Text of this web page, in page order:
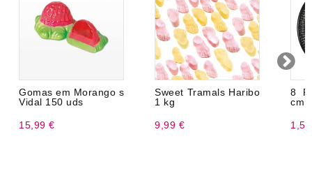
Gomas em Morango s
Vidal 150 uds
15,99 €
Sweet Tramals Haribo
1 kg
9,99 €
8
cm